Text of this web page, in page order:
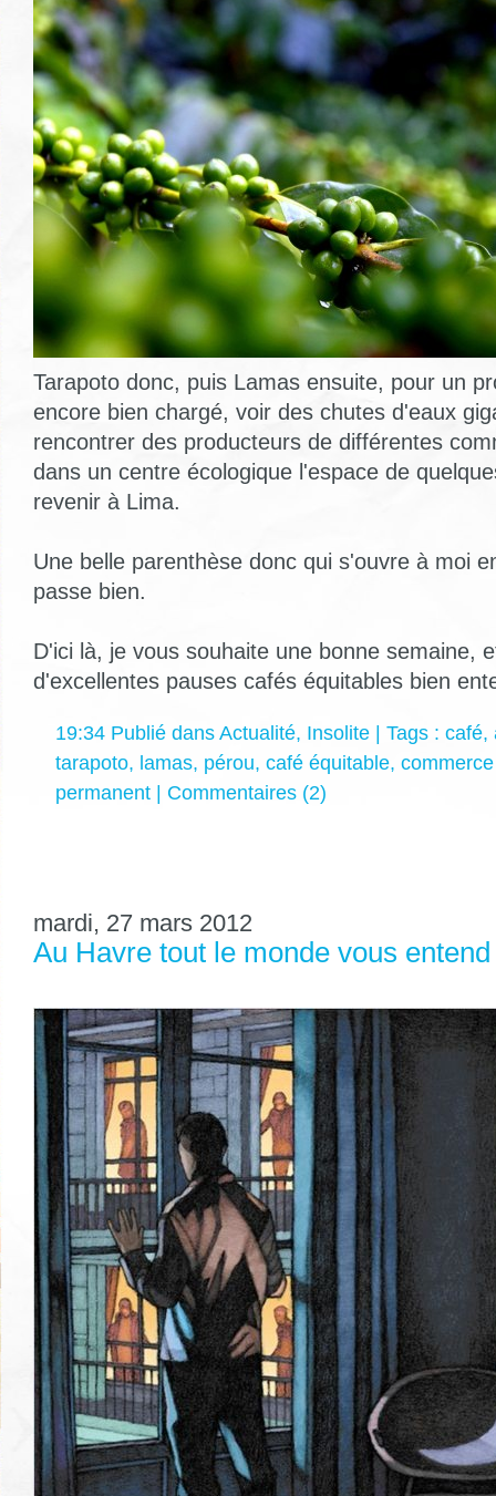
Tarapoto donc, puis Lamas ensuite, pour un
encore bien chargé, voir des chutes d'eaux
rencontrer des producteurs de différentes
dans un centre écologique l'espace de
revenir à Lima.
Une belle parenthèse donc qui s'ouvre à moi
passe bien.
D'ici là, je vous souhaite une bonne semaine,
d'excellentes pauses cafés équitables bien
19:34 Publié dans Actualité, Insolite | Tags : café,
tarapoto, lamas, pérou, café équitable,
permanent | Commentaires (2)
mardi, 27 mars 2012
Au Havre tout le monde vous